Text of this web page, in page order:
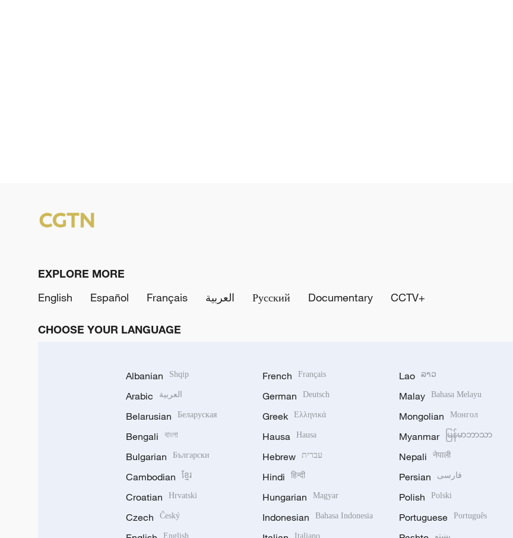
EXPLORE MORE
English
Español Français العربية Русский Documentary CCTV+
CHOOSE YOUR LANGUAGE
Albanian Shqip
Arabic العربية
Belarusian Беларуская
Bengali বাংলা
Bulgarian Български
Cambodian ខ្មែរ
Croatian Hrvatski
Czech Český
English
French Français
German Deutsch
Greek Ελληνικά
Hausa Hausa
Hebrew עברית
Hindi हिन्दी
Hungarian Magyar
Indonesian Bahasa Indonesia
Italiano
Lao ລາວ
Malay Bahasa Melayu
Mongolian Монгол
Myanmar မြန်မာဘာသာ
Nepali नेपाली
Persian فارسی
Polish Polski
Portuguese Português
پښتو